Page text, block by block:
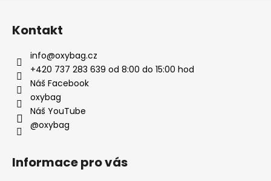
Kontakt
info@oxybag.cz
+420 737 283 639 od 8:00 do 15:00 hod
Náš Facebook
oxybag
Náš YouTube
@oxybag
Informace pro vás